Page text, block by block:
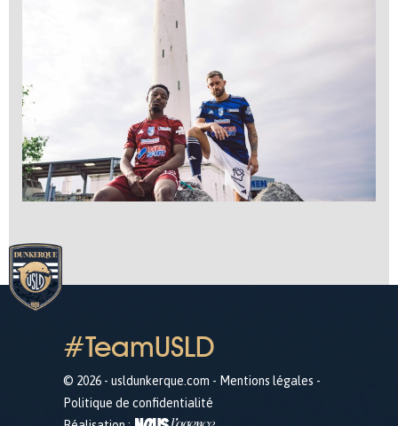
#TeamUSLD
© 2026 - usldunkerque.com - Mentions légales -
Politique de confidentialité